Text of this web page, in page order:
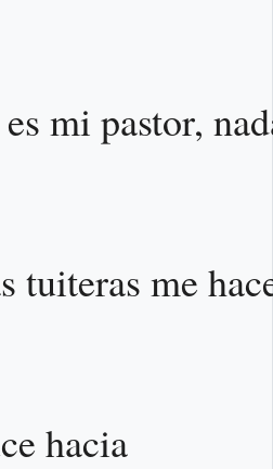
mi pastor,
tuiteras me
hacia